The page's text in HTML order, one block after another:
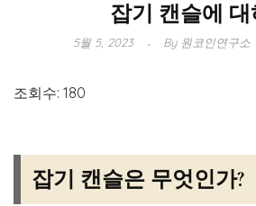
잡기 캔슬에 대
5월 5, 2023 By원코인연구소
조회수: 180
잡기 캔슬은 무엇인가?